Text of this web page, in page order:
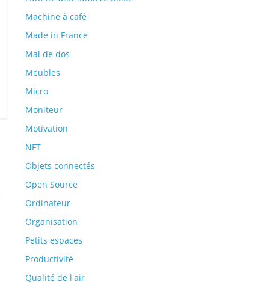
Machine à café
Made in France
Mal de dos
Meubles
Micro
Moniteur
Motivation
NFT
Objets connectés
Open Source
Ordinateur
Organisation
Petits espaces
Productivité
Qualité de l'air